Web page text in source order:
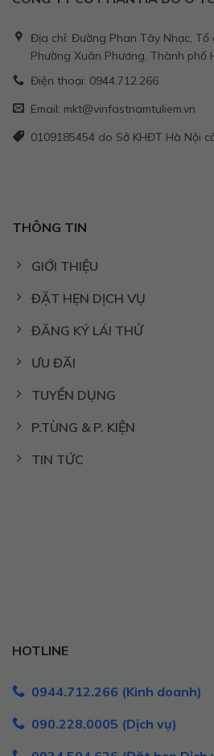
Địa chỉ: Đường Phan Tây Nhạc, Tổ
Phường Xuân Phương, Thành phố
Điện thoại: 0944.712.266
Email: mkt@vinfastnamtuliem.vn
0109185454 do Sở KHĐT Hà Nội
THÔNG TIN
GIỚI THIỆU
ĐẶT HẸN DỊCH VỤ
ĐĂNG KÝ LÁI THỬ
ƯU ĐÃI
TUYỂN DỤNG
P.TÙNG & P. KIỆN
TIN TỨC
HOTLINE
0944.712.266 (Kinh doanh)
090.228.0005 (Dịch vụ)